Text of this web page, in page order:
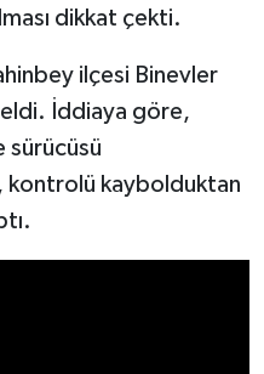
dikkat çekti.
ilçesi Binevler
İddiaya göre,
sürücüsü
kontrolü kaybolduktan